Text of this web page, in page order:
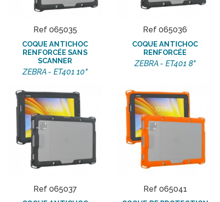
Ref 065035
COQUE ANTICHOC
RENFORCÉE SANS
SCANNER
ZEBRA - ET401 10"
Ref 065036
COQUE ANTICHOC
RENFORCÉE
ZEBRA - ET401 8"
Ref 065037 Ref 065041